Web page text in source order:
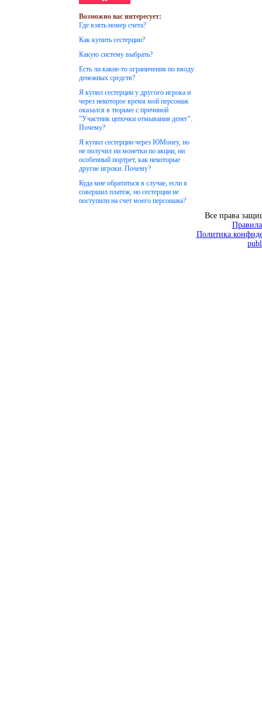
Возможно вас интересует:
Где взять номер счета?
Как купить сестерции?
Какую систему выбрать?
Есть ли какие-то ограничения по вводу
денежных средств?
Я купил сестерции у другого игрока и
через некоторое время мой персонаж
оказался в тюрьме с причиной
"Участник цепочки отмывания денег".
Почему?
Я купил сестерции через ЮMoney, но
не получил ни монетки по акции, ни
особенный портрет, как некоторые
другие игроки. Почему?
Куда мне обратиться в случае, если я
совершил платеж, но сестерции не
поступили на счет моего персонажа?
Все права
Политика